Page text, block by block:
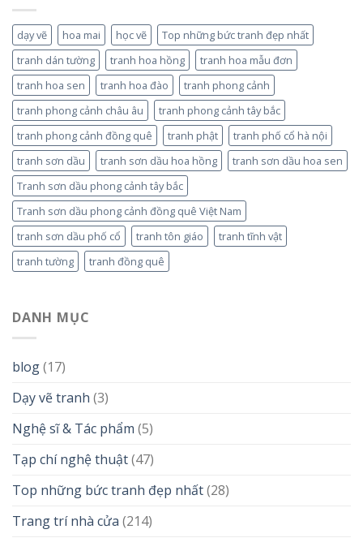
dạy vẽ hoa mai học vẽ
Top những bức tranh đẹp nhất
tranh dán tường
tranh hoa hồng
tranh hoa mẫu đơn
tranh hoa sen
tranh hoa đào
tranh phong cảnh
tranh phong cảnh châu âu
tranh phong cảnh tây bắc
tranh phong cảnh đồng quê
tranh phật
tranh phố cổ hà nội
tranh sơn dầu
tranh sơn dầu hoa hồng
tranh sơn dầu hoa sen
Tranh sơn dầu phong cảnh tây bắc
Tranh sơn dầu phong cảnh đồng quê Việt Nam
tranh sơn dầu phố cổ
tranh tôn giáo
tranh tĩnh vật
tranh tường
tranh đồng quê
DANH MỤC
blog(17)
Dạy vẽ tranh (3)
Nghệ sĩ & Tác phẩm (5)
Tạp chí nghệ thuật(47)
Top những bức tranh đẹp nhất(28)
Trang trí nhà cửa (214)